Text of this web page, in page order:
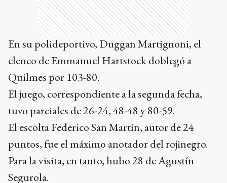
En su polideportivo, Duggan Martignoni, el
elenco de Emmanuel Hartstock doblegó a
Quilmes por 103-80.
El juego, correspondiente a la segunda fecha,
tuvo parciales de 26-24, 48-48 y 80-59.
El escolta Federico San Martín, autor de 24
puntos, fue el máximo anotador del rojinegro.
Para la visita, en tanto, hubo 28 de Agustín
Segurola.